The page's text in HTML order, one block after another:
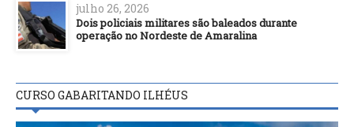
julho 26, 2026
Dois policiais militares são baleados durante
operação no Nordeste de Amaralina
CURSO GABARITANDO ILHÉUS